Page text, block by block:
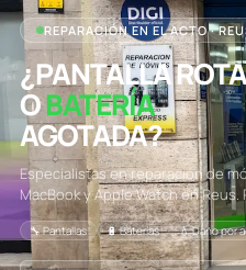
REPARACIÓN EN EL ACTO ·
¿PANTALLA ROTA
OBATERÍA
AGOTADA?
Especialistas en reparación de
MacBook y Apple Watch en
🔧 Pantallas 🔋 Baterías 💧 Daño por